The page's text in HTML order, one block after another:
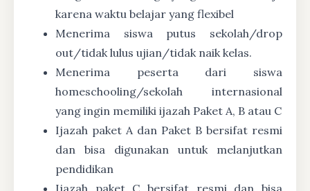
karena waktu belajar yang flexibel
Menerima siswa putus sekolah/drop
out/tidak lulus ujian/tidak naik kelas.
Menerima peserta dari siswa
homeschooling/sekolah internasional
yang ingin memiliki ijazah Paket A, B atau C
Ijazah paket A dan Paket B bersifat resmi
dan bisa digunakan untuk melanjutkan
pendidikan
Ijazah paket C bersifat resmi dan bisa